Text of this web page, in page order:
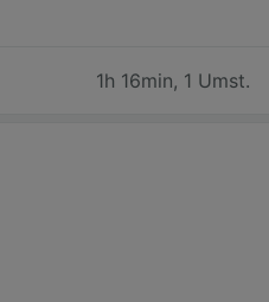
1h 16min, 1 Umst.